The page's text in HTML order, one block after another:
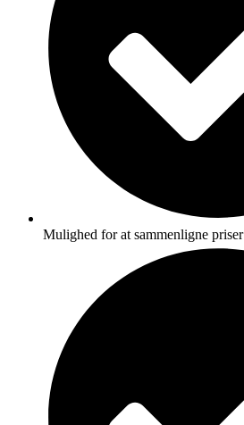
Mulighed for at sammenligne priser